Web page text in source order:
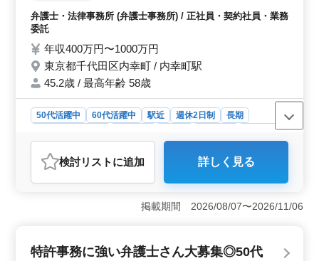
士経験10年以上急募 ◎産休後復帰された弁
さい
弁護士・法律事務所 (弁護士事務所) / 正社員・契約社員・業務
委託
年収400万円〜1000万円
東京都千代田区内幸町 / 内幸町駅
45.2歳 / 最高年齢 58歳
50代活躍中 60代活躍中 駅近 週休2日制
長期
業務委託
おすすめポイント
＜弁護士キャリアアップ＞ 弁護士経験者40代以上を急
募しています。即日勤務可能であれば条件優遇します。
事務所は駅近で週休2日制です。長期安定雇用で女性も活
務所は設立、不動産、労務、相続など多岐にわたる案件
検討リスト に追加 詳しく見る
掲載期間 2026/08/07〜2026/11/06
特許事務に強い弁護士さん大募集◎50代